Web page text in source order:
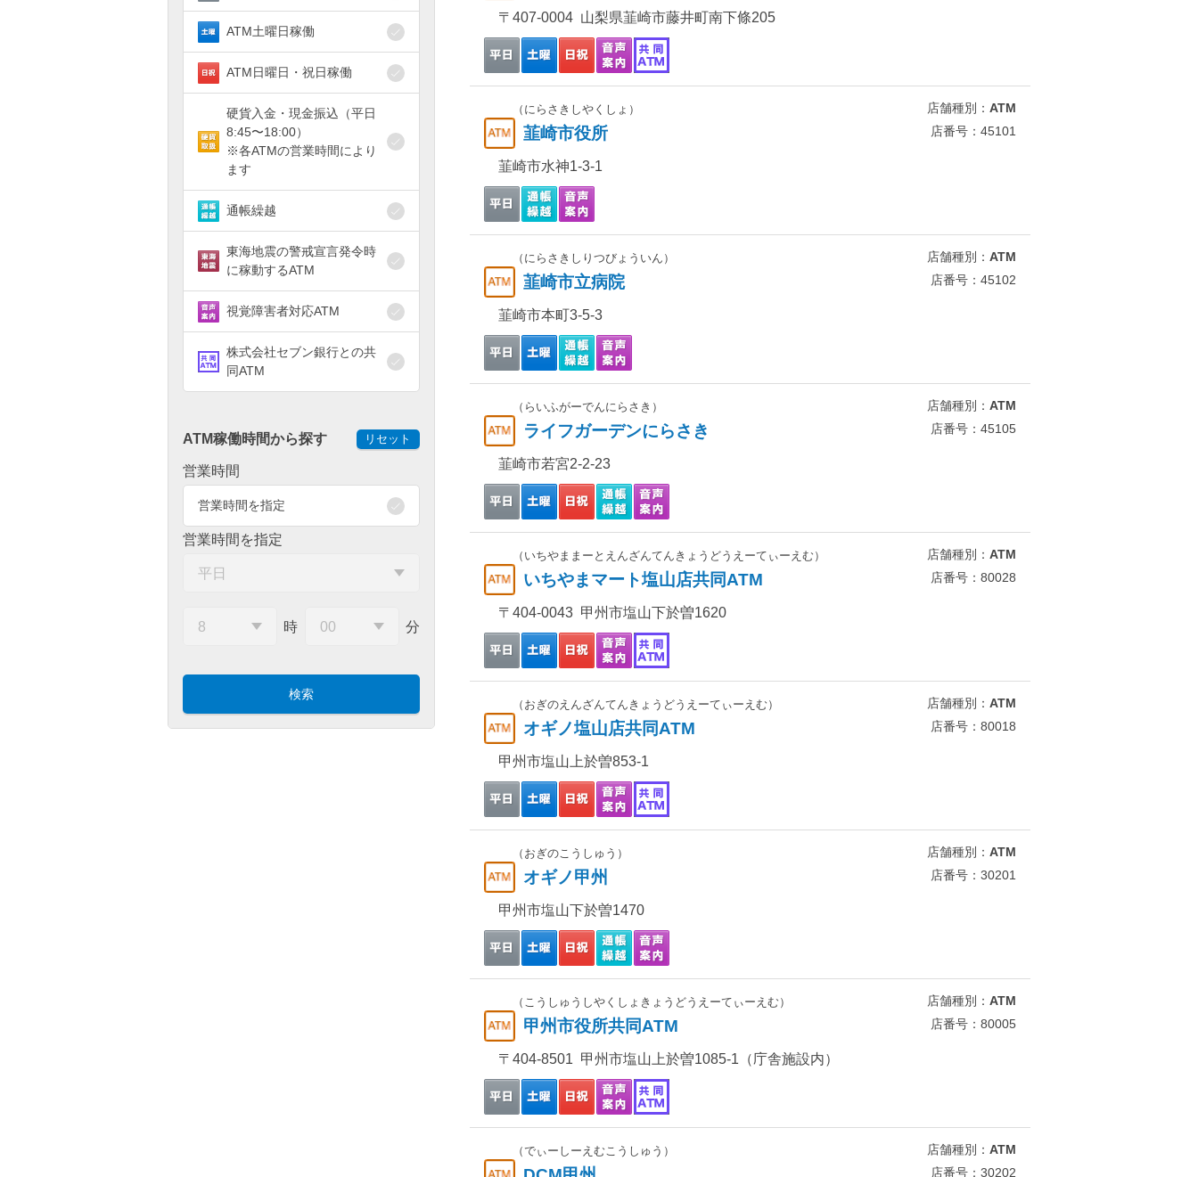
ATM土曜日稼働
ATM日曜日・祝日稼働
硬貨入金・現金振込（平日
8:45〜18:00）
※各ATMの営業時間により
ます
通帳繰越
東海地震の警戒宣言発令時
に稼動するATM
視覚障害者対応ATM
株式会社セブン銀行との共
同ATM
ATM稼働時間から探す リセット
営業時間
営業時間を指定
営業時間を指定
時 分
〒407-0004 山梨県韮崎市藤井町南下條205
（にらさきしやくしょ）
韮崎市役所
店舗種別： ATM
店番号：45101
韮崎市水神1-3-1
（にらさきしりつびょういん）
韮崎市立病院
店舗種別： ATM
店番号：45102
韮崎市本町3-5-3
（らいふがーでんにらさき）
ライフガーデンにらさき
店舗種別： ATM
店番号：45105
韮崎市若宮2-2-23
（いちやままーとえんざんてんきょうどうえーてぃーえむ）
いちやまマート塩山店共同ATM
店舗種別： ATM
店番号：80028
〒404-0043 甲州市塩山下於曽1620
（おぎのえんざんてんきょうどうえーてぃーえむ）
オギノ塩山店共同ATM
店舗種別： ATM
店番号：80018
甲州市塩山上於曽853-1
（おぎのこうしゅう）
オギノ甲州
店舗種別： ATM
店番号：30201
甲州市塩山下於曽1470
（こうしゅうしやくしょきょうどうえーてぃーえむ）
甲州市役所共同ATM
店舗種別： ATM
店番号：80005
〒404-8501 甲州市塩山上於曽1085-1（庁舎施設内）
（でぃーしーえむこうしゅう） 店舗種別： ATM
店番号：30202